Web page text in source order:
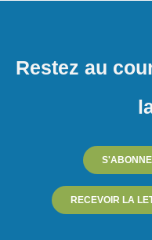
Restez au
RECEVOIR LA